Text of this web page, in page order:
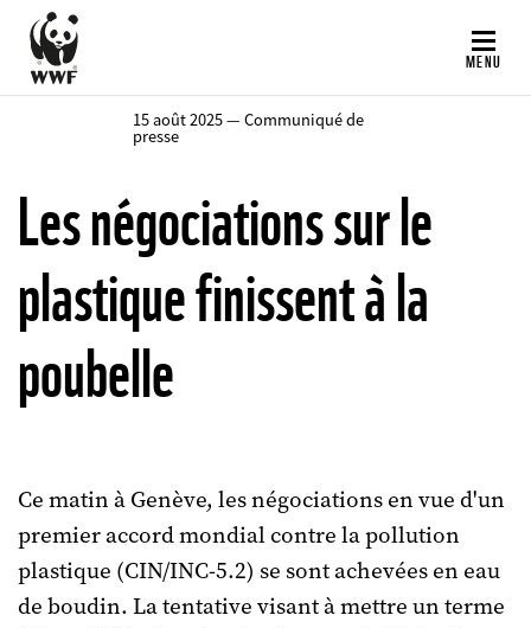
contenu
principal
MENU
15 août 2025 — Communiqué de
presse
Les négociations sur le
plastique finissent à la
poubelle
Ce matin à Genève, les négociations en vue d'un
premier accord mondial contre la pollution
plastique (CIN/INC-5.2) se sont achevées en eau
de boudin. La tentative visant à mettre un terme